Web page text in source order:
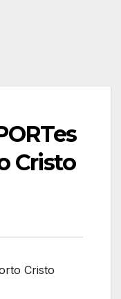
Cristo
Cristo